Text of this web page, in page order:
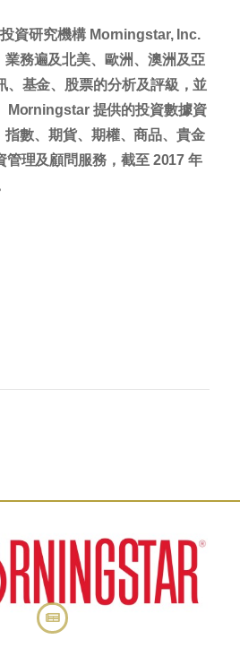
資研究機構 Morningstar, Inc.
務遍及北美、歐洲、澳洲及亞
、基金、股票的分析及評級，並
Morningstar 提供的投資數據資
數、期貨、期權、商品、貴金
理及顧問服務，截至 2017 年